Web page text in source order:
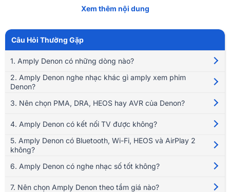
Tóm Tắt Nội Dung(Mở rộng)
Xem thêm nội dung
Câu Hỏi Thường Gặp
1. Amply Denon có những dòng nào?
2. Amply Denon nghe nhạc khác gì amply xem phim
Denon?
3. Nên chọn PMA, DRA, HEOS hay AVR của Denon?
4. Amply Denon có kết nối TV được không?
5. Amply Denon có Bluetooth, Wi-Fi, HEOS và AirPlay 2
không?
6. Amply Denon có nghe nhạc số tốt không?
7. Nên chọn Amply Denon theo tầm giá nào?